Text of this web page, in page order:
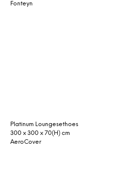
Fonteyn
Platinum Loungesethoes
300 x 300 x 70(H) cm
AeroCover